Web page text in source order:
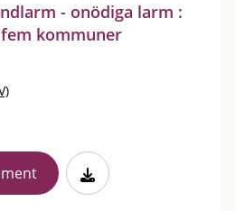
- onödiga larm :
kommuner